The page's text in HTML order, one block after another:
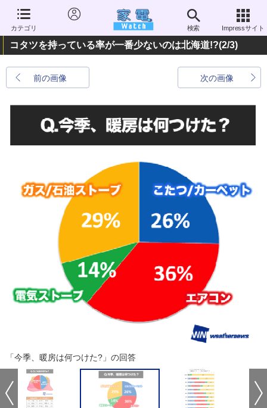
カテゴリ 検索 Impressサイト
コタツを持っている率が一番少ないのは北海道!?(2/3)
前の画像 次の画像
「今季、暖房は何つけた?」の回答